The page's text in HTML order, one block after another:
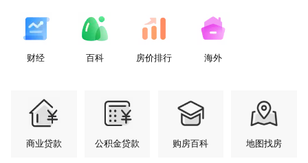
财经 百科 房价排行 海外
商业贷款 公积金贷款 购房百科 地图找房